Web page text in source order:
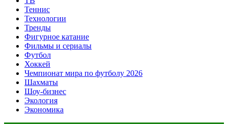
Теннис
Технологии
Тренды
Фигурное катание
Фильмы и сериалы
Футбол
Хоккей
Чемпионат мира по футболу 2026
Шахматы
Шоу-бизнес
Экология
Экономика